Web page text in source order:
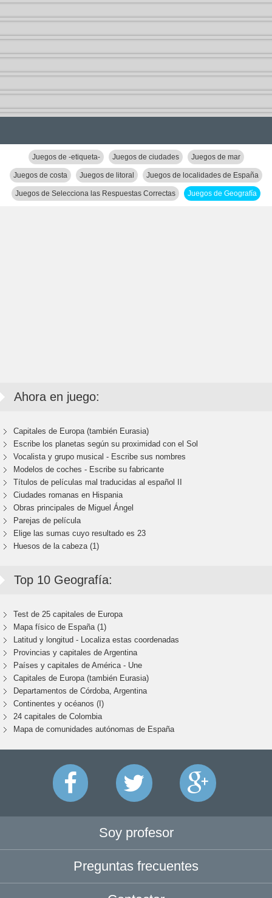
Juegos de -etiqueta- Juegos de ciudades Juegos de mar
Juegos de costa Juegos de litoral Juegos de localidades de España
Juegos de Selecciona las Respuestas Correctas Juegos de Geografía
Ahora en juego:
Capitales de Europa (también Eurasia)
Escribe los planetas según su proximidad con el Sol
Vocalista y grupo musical - Escribe sus nombres
Modelos de coches - Escribe su fabricante
Títulos de películas mal traducidas al español II
Ciudades romanas en Hispania
Obras principales de Miguel Ángel
Parejas de película
Elige las sumas cuyo resultado es 23
Huesos de la cabeza (1)
Top 10 Geografía:
Test de 25 capitales de Europa
Mapa físico de España (1)
Latitud y longitud - Localiza estas coordenadas
Provincias y capitales de Argentina
Países y capitales de América - Une
Capitales de Europa (también Eurasia)
Departamentos de Córdoba, Argentina
Continentes y océanos (I)
24 capitales de Colombia
Mapa de comunidades autónomas de España
Soy profesor
Preguntas frecuentes